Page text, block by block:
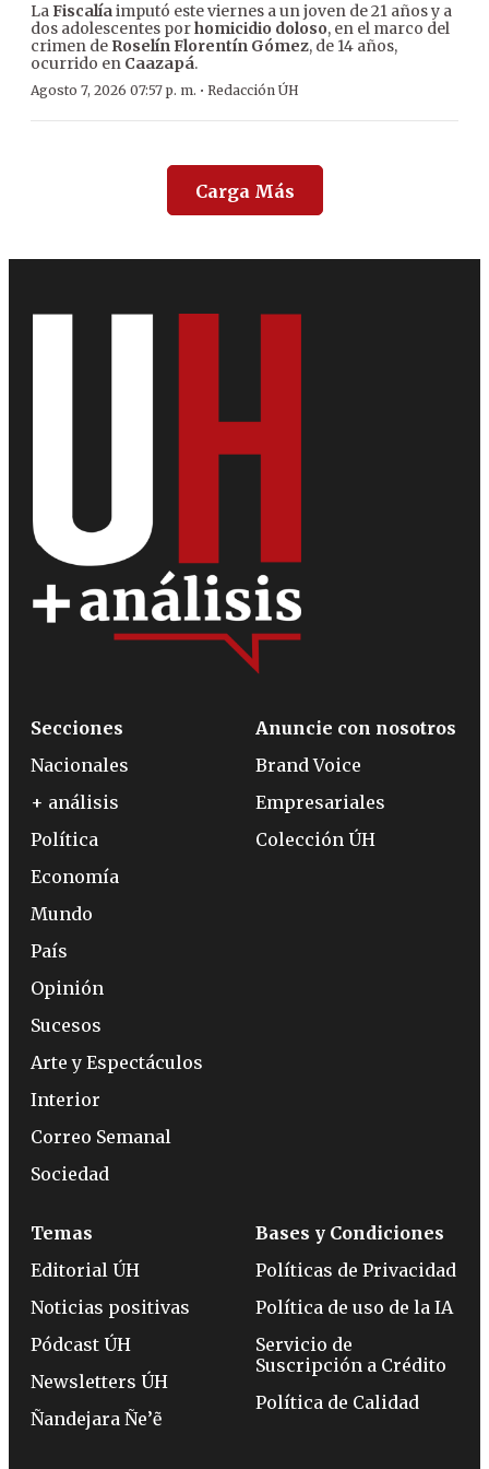
LaFiscalíaimputó este viernes a un joven de 21 años y a
dos adolescentes porhomicidio doloso, en el marco del
crimen de Roselín Florentín Gómez, de 14 años,
ocurrido en Caazapá.
Agosto 7, 2026 07:57 p. m. · Redacción ÚH
Carga Más
Secciones
Nacionales
+ análisis
Política
Economía
Mundo
País
Opinión
Sucesos
Arte y Espectáculos
Interior
Correo Semanal
Sociedad
Anuncie con nosotros
Brand Voice
Empresariales
Colección ÚH
Temas
Editorial ÚH
Noticias positivas
Pódcast ÚH
Newsletters ÚH
Ñandejara Ñe’ẽ
Bases y Condiciones
Políticas de Privacidad
Política de uso de la IA
Servicio de
Suscripción a Crédito
Política de Calidad